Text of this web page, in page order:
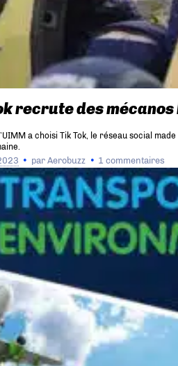
recrute des
a choisi Tik Tok, le réseau social
parAerobuzz 1 commentaires